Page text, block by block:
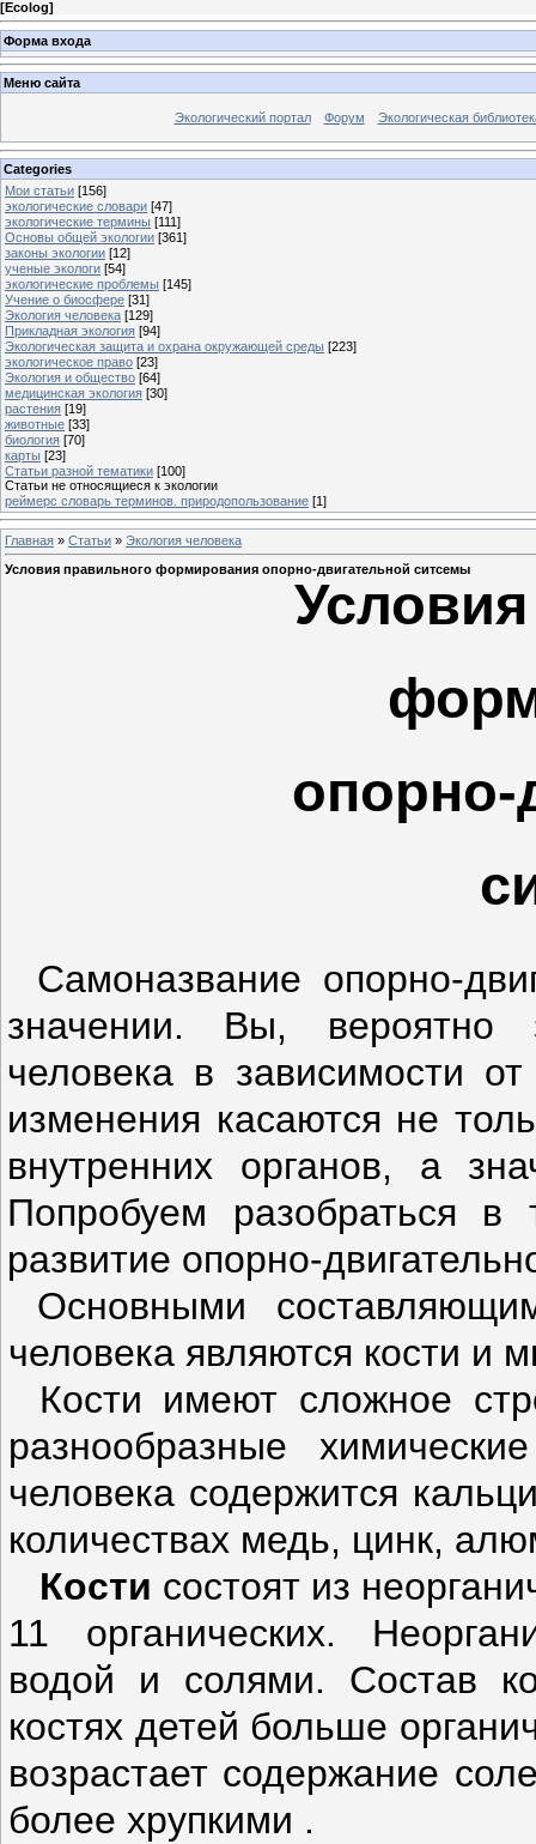
[Ecolog]
Форма входа
Меню сайта
Экологический портал Форум Экологическая
Categories
Мои статьи [156]
экологические словари [47]
экологические термины [111]
Основы общей экологии [361]
законы экологии [12]
ученые экологи [54]
экологические проблемы [145]
Учение о биосфере [31]
Экология человека [129]
Прикладная экология [94]
Экологическая защита и охрана окружающей среды [223]
экологическое право [23]
Экология и общество [64]
медицинская экология [30]
растения [19]
животные [33]
биология [70]
карты [23]
Статьи разной тематики [100]
Статьи не относящиеся к экологии
реймерс словарь терминов. природопользование [1]
Главная » Статьи » Экология человека
Условия правильного формирования опорно-двигательной ситсемы
опорно-
Самоназвание опорно-
значе­нии. Вы, вероятно
человека в зависимо­сти
изменения касаются не
внутренних органов, а
Попробуем разобраться
развитие опорно-
Основными
челове­ка являются кости и
Кости имеют сложное
разнооб­разные
человека содержит­ся
количествах медь, цинк,
Кости состоят из
11 органических.
водой и со­лями. Состав
костях детей больше
возрастает содержание
более хрупкими .